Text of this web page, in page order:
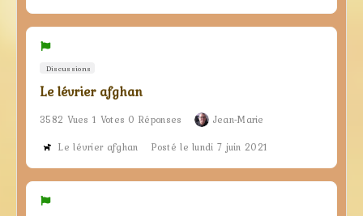
Discussions
Le lévrier afghan
3582 Vues 1 Votes 0 Réponses
Jean-Marie
Le lévrier afghan
Posté le lundi 7 juin 2021